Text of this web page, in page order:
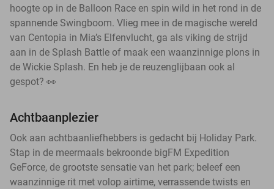
hoogte op in de Balloon Race en spin wild in het rond in de
spannende Swingboom. Vlieg mee in de magische wereld
van Centopia in Mia’s Elfenvlucht, ga als viking de strijd
aan in de Splash Battle of maak een waanzinnige plons in
de Wickie Splash. En heb je de reuzenglijbaan ook al
gespot? 👀
Achtbaanplezier
Ook aan achtbaanliefhebbers is gedacht bij Holiday Park.
Stap in de meermaals bekroonde bigFM Expedition
GeForce, de grootste sensatie van het park; beleef een
waanzinnige rit met volop airtime, verrassende twists en